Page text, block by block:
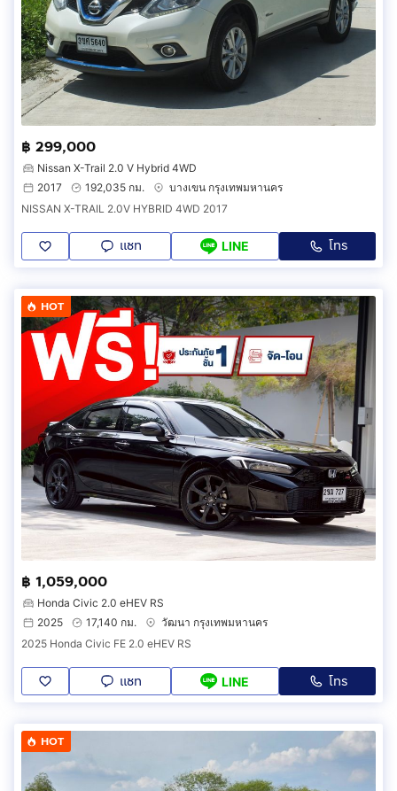
฿ 299,000
Nissan X-Trail 2.0 V Hybrid 4WD
2017
192,035 กม.
บางเขน กรุงเทพมหานคร
NISSAN X-TRAIL 2.0V HYBRID 4WD 2017
แชท LINE โทร
HOT
฿ 1,059,000
Honda Civic 2.0 eHEV RS
2025
17,140 กม.
วัฒนา กรุงเทพมหานคร
2025 Honda Civic FE 2.0 eHEV RS
แชท LINE โทร
HOT